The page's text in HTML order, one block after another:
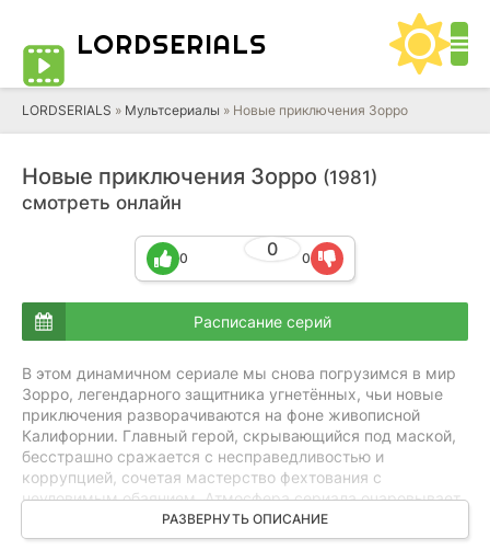
LORDSERIALS
LORDSERIALS » Мультсериалы » Новые приключения Зорро
Новые приключения Зорро (1981)
смотреть онлайн
0
0 0
Расписание серий
В этом динамичном сериале мы снова погрузимся в мир
Зорро, легендарного защитника угнетённых, чьи новые
приключения разворачиваются на фоне живописной
Калифорнии. Главный герой, скрывающийся под маской,
бесстрашно сражается с несправедливостью и
коррупцией, сочетая мастерство фехтования с
неуловимым обаянием. Атмосфера сериала очаровывает
зрителей загадочностью и романтикой, в каждой серии
подогревая интригу захватывающими битвами и
РАЗВЕРНУТЬ ОПИСАНИЕ